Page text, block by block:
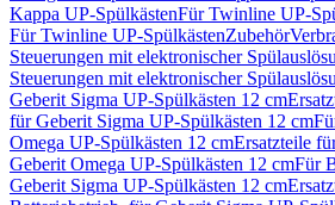
Kappa UP-SpülkästenFür Twinline UP-
Für Twinline UP-SpülkästenZubehör
Steuerungen mit elektronischer
Steuerungen mit elektronischer
Geberit Sigma UP-Spülkästen 12 cm
für Geberit Sigma UP-Spülkästen 12 cm
Omega UP-Spülkästen 12 cmErsatzteile
Geberit Omega UP-Spülkästen 12 cmFür
Geberit Sigma UP-Spülkästen 12 cm